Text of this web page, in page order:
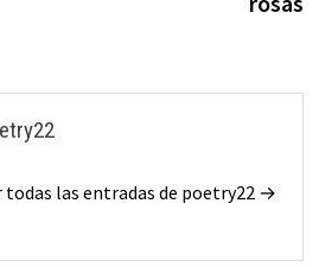
todas las entradas de poetry22 →